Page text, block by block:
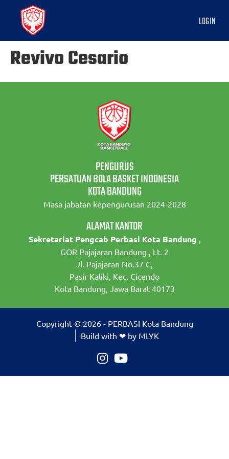
LOGIN
Revivo Cesario
PENGURUS
PERSATUAN BOLA BASKET INDONESIA
KOTA BANDUNG
Masa jabatan kepengurusan 2024-2028
ALAMAT KANTOR
Sekretariat Pengcab Perbasi Kota Bandung ,
GOR Pajajaran Bandung , Lt. 2
Jl. Pajajaran No.37 C,
Pasir Kaliki, Kec. Cicendo
Kota Bandung, Jawa Barat 40173
Copyright © 2026 - PERBASI Kota Bandung
Build with ❤ by MLYK